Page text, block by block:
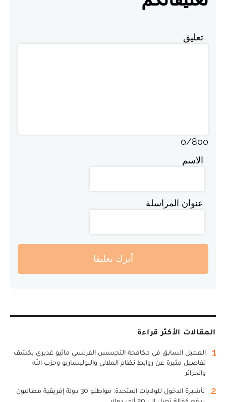
تعليق
0/800
الاسم
عنوان المراسلة
أترك تعليقا
المقالات الأكثر قراءة
1
العميل السابق في مكافحة التجسس الفرنسي ماثيو غديري يكشف
تفاصيل مثيرة عن روابط نظام الملالي والبوليساريو وحزب الله
والجزائر
2
تأشيرة الدخول للولايات المتحدة: مواطنو 30 دولة إفريقية مطالبون